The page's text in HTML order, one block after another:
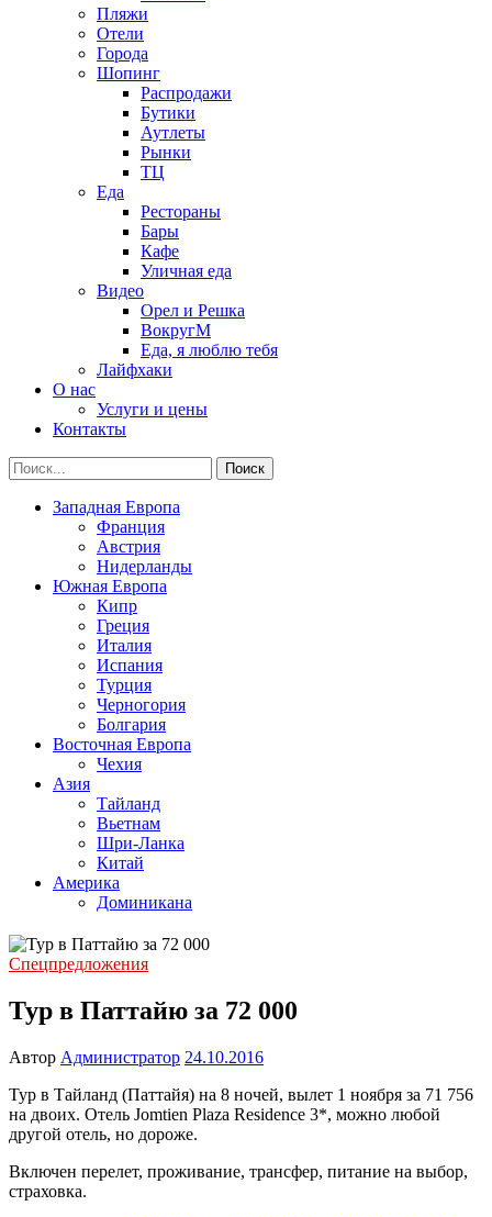
Пляжи
Отели
Города
Шопинг
Распродажи
Бутики
Аутлеты
Рынки
ТЦ
Еда
Рестораны
Бары
Кафе
Уличная еда
Видео
Орел и Решка
ВокругМ
Еда, я люблю тебя
Лайфхаки
О нас
Услуги и цены
Контакты
Западная Европа
Франция
Австрия
Нидерланды
Южная Европа
Кипр
Греция
Италия
Испания
Турция
Черногория
Болгария
Восточная Европа
Чехия
Азия
Тайланд
Вьетнам
Шри-Ланка
Китай
Америка
Доминикана
Спецпредложения
Тур в Паттайю за 72 000
Автор Администратор 24.10.2016
Тур в Тайланд (Паттайя) на 8 ночей, вылет 1 ноября за 71 756
на двоих. Отель Jomtien Plaza Residence 3*, можно любой
другой отель, но дороже.
Включен перелет, проживание, трансфер, питание на выбор,
страховка.